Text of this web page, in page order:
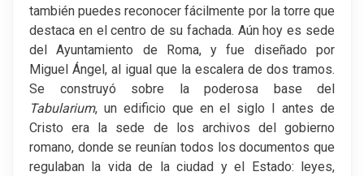
también puedes reconocer fácilmente por la torre que
destaca en el centro de su fachada. Aún hoy es sede
del Ayuntamiento de Roma, y fue diseñado por
Miguel Ángel, al igual que la escalera de dos tramos.
Se construyó sobre la poderosa base del
Tabularium, un edificio que en el siglo I antes de
Cristo era la sede de los archivos del gobierno
romano, donde se reunían todos los documentos que
regulaban la vida de la ciudad y el Estado: leyes,